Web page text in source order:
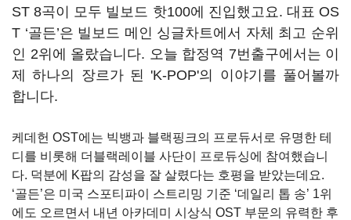
ST 8곡이 모두 빌보드 핫100에 진입했고요. 대표OS
T ‘골든’은 빌보드 메인 싱글차트에서 자체 최고 순위
인 2위에 올랐습니다. 오늘 합정역 7번출구에서는 이
제 하나의 장르가 된 'K-POP'의 이야기를 풀어볼까
합니다.
케데헌 OST에는 빅뱅과 블랙핑크의 프로듀서로 유명한 테
디를 비롯해 더블랙레이블 사단이 프로듀싱에 참여했습니
다. 덕분에 K팝의 감성을 잘 살렸다는 호평을 받았는데요.
‘골든’은 미국 스포티파이 스트리밍 기준 ‘데일리 톱 송’ 1위
에도 오르면서 내년 아카데미 시상식 OST 부문의 유력한 후